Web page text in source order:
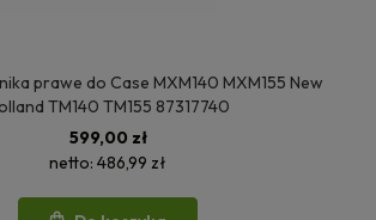
prawe do Case MXM140 MXM155 New
TM140 TM155 87317740
599,00 zł
netto: 486,99 zł